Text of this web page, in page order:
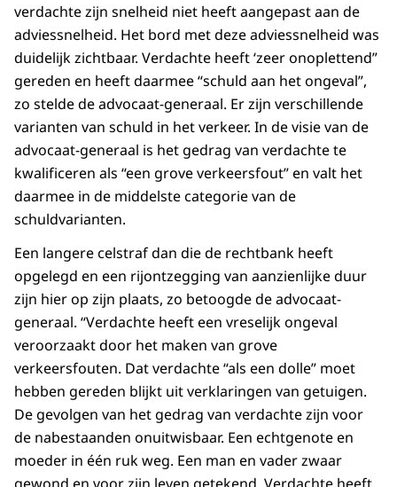
verdachte zijn snelheid niet heeft aangepast aan de
adviessnelheid. Het bord met deze adviessnelheid was
duidelijk zichtbaar. Verdachte heeft ‘zeer onoplettend”
gereden en heeft daarmee “schuld aan het ongeval”,
zo stelde de advocaat-generaal. Er zijn verschillende
varianten van schuld in het verkeer. In de visie van de
advocaat-generaal is het gedrag van verdachte te
kwalificeren als “een grove verkeersfout” en valt het
daarmee in de middelste categorie van de
schuldvarianten.
Een langere celstraf dan die de rechtbank heeft
opgelegd en een rijontzegging van aanzienlijke duur
zijn hier op zijn plaats, zo betoogde de advocaat-
generaal. “Verdachte heeft een vreselijk ongeval
veroorzaakt door het maken van grove
verkeersfouten. Dat verdachte “als een dolle” moet
hebben gereden blijkt uit verklaringen van getuigen.
De gevolgen van het gedrag van verdachte zijn voor
de nabestaanden onuitwisbaar. Een echtgenote en
moeder in één ruk weg. Een man en vader zwaar